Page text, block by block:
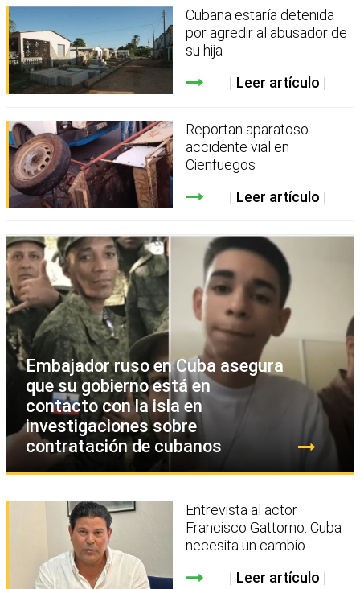
Cubana estaría detenida
por agredir al abusador de
su hija
Leer artículo
Reportan aparatoso
accidente vial en
Cienfuegos
Leer artículo
Embajador ruso en Cuba asegura
que su gobierno está en
contacto con la isla en
investigaciones sobre
contratación de cubanos
Entrevista al actor
Francisco Gattorno: Cuba
necesita un cambio
Leer artículo